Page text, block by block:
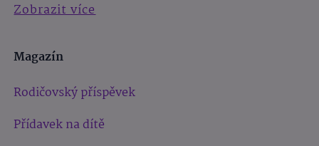
Zobrazit více
Magazín
Rodičovský příspěvek
Přídavek na dítě